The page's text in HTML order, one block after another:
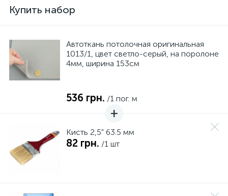
Купить набор
Автоткань потолочная оригинальная
1013/1, цвет светло-серый, на поролоне
4мм, ширина 153см
536 грн. /1 пог. м
Кисть 2,5" 63.5 мм
82 грн. /1 шт